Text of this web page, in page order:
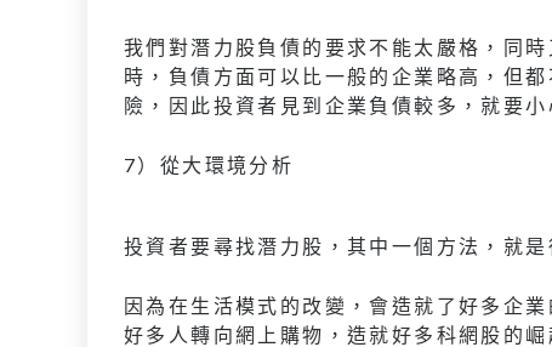
我們對潛力股負債的要求不能太嚴格，同
時，負債方面可以比一般的企業略高，但
險，因此投資者見到企業負債較多，就要小
7）從大環境分析
投資者要尋找潛力股，其中一個方法，就
因為在生活模式的改變，會造就了好多企
好多人轉向網上購物，造就好多科網股的崛